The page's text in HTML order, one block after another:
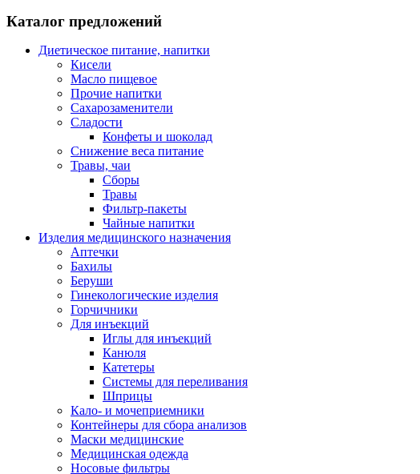
Каталог предложений
Диетическое питание, напитки
Кисели
Масло пищевое
Прочие напитки
Сахарозаменители
Сладости
Конфеты и шоколад
Снижение веса питание
Травы, чаи
Сборы
Травы
Фильтр-пакеты
Чайные напитки
Изделия медицинского назначения
Аптечки
Бахилы
Беруши
Гинекологические изделия
Горчичники
Для инъекций
Иглы для инъекций
Канюля
Катетеры
Системы для переливания
Шприцы
Кало- и мочеприемники
Контейнеры для сбора анализов
Маски медицинские
Медицинская одежда
Носовые фильтры